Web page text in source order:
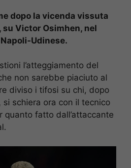
dopo la vicenda vissuta
Victor Osimhen, nel
Udinese.
l’atteggiamento del
non sarebbe piaciuto al
diviso i tifosi su chi, dopo
si schiera ora con il tecnico
quanto fatto dall’attaccante